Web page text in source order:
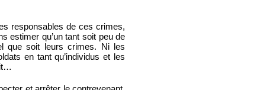
responsables de ces crimes,
estimer qu’un tant soit peu de
que soit leurs crimes. Ni les
en tant qu’individus et les